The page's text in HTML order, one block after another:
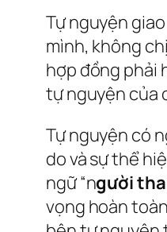
Tự nguyện
mình, không
hợp đồng phải
tự nguyện của
Tự nguyện có
do và sự thể
ngữ “người
vọng hoàn